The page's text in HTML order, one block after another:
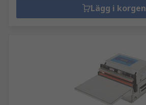
Lägg i korgen